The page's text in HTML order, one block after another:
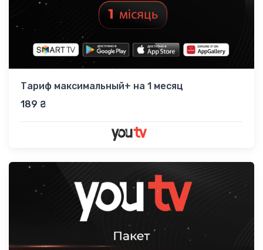
Тариф максимальный+ на 1 месяц
189 ₴